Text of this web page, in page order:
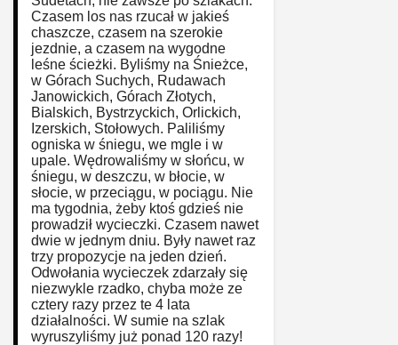
Czasem los nas rzucał w jakieś
chaszcze, czasem na szerokie
jezdnie, a czasem na wygodne
leśne ścieżki. Byliśmy na Śnieżce,
w Górach Suchych, Rudawach
Janowickich, Górach Złotych,
Bialskich, Bystrzyckich, Orlickich,
Izerskich, Stołowych. Paliliśmy
ogniska w śniegu, we mgle i w
upale. Wędrowaliśmy w słońcu, w
śniegu, w deszczu, w błocie, w
słocie, w przeciągu, w pociągu. Nie
ma tygodnia, żeby ktoś gdzieś nie
prowadził wycieczki. Czasem nawet
dwie w jednym dniu. Były nawet raz
trzy propozycje na jeden dzień.
Odwołania wycieczek zdarzały się
niezwykle rzadko, chyba może ze
cztery razy przez te 4 lata
działalności. W sumie na szlak
wyruszyliśmy już ponad 120 razy!